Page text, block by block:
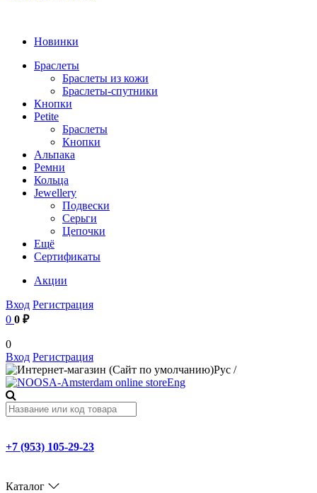
Новинки
Браслеты
Браслеты из кожи
Браслеты-спутники
Кнопки
Petite
Браслеты
Кнопки
Альпака
Ремни
Кольца
Jewellery
Подвески
Серьги
Цепочки
Ещё
Сертификаты
Акции
Вход Регистрация
0 0 ₽
0
Вход Регистрация
Рус /
Eng
+7 (953) 105-29-23
Каталог